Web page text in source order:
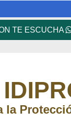
TE ESCUCHA